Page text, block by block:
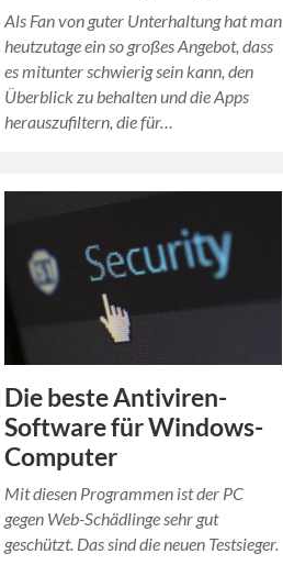
Als Fan von guter Unterhaltung hat man
heutzutage ein so großes Angebot, dass
es mitunter schwierig sein kann, den
Überblick zu behalten und die Apps
herauszufiltern, die für…
Die beste Antiviren-
Software für Windows-
Computer
Mit diesen Programmen ist der PC
gegen Web-Schädlinge sehr gut
geschützt. Das sind die neuen Testsieger.